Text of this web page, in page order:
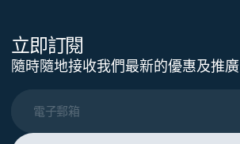
立即訂閱
隨時隨地接收我們最新的優惠及推廣
電子郵箱